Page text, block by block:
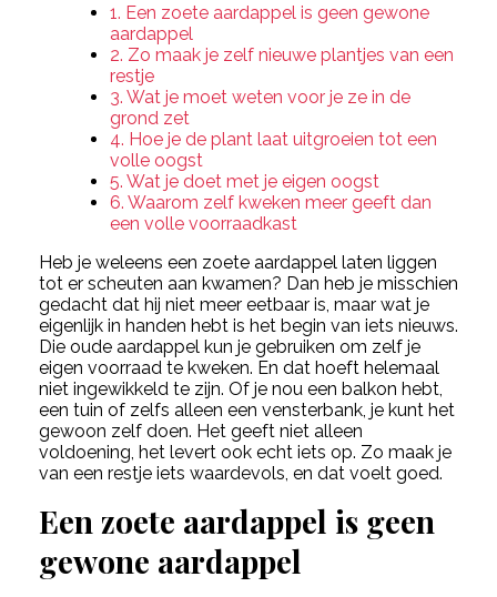
1. Een zoete aardappel is geen gewone
aardappel
2. Zo maak je zelf nieuwe plantjes van een
restje
3. Wat je moet weten voor je ze in de
grond zet
4. Hoe je de plant laat uitgroeien tot een
volle oogst
5. Wat je doet met je eigen oogst
6. Waarom zelf kweken meer geeft dan
een volle voorraadkast
Heb je weleens een zoete aardappel laten liggen
tot er scheuten aan kwamen? Dan heb je misschien
gedacht dat hij niet meer eetbaar is, maar wat je
eigenlijk in handen hebt is het begin van iets nieuws.
Die oude aardappel kun je gebruiken om zelf je
eigen voorraad te kweken. En dat hoeft helemaal
niet ingewikkeld te zijn. Of je nou een balkon hebt,
een tuin of zelfs alleen een vensterbank, je kunt het
gewoon zelf doen. Het geeft niet alleen
voldoening, het levert ook echt iets op. Zo maak je
van een restje iets waardevols, en dat voelt goed.
Een zoete aardappel is geen
gewone aardappel